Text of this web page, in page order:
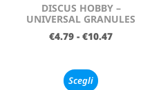
DISCUS HOBBY –
UNIVERSAL GRANULES
€4.79 - €10.47
Scegli